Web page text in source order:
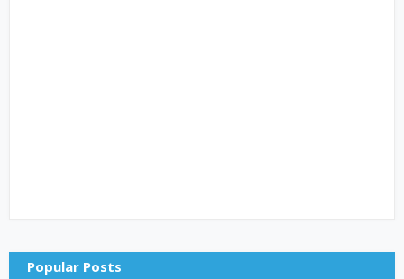
Popular Posts